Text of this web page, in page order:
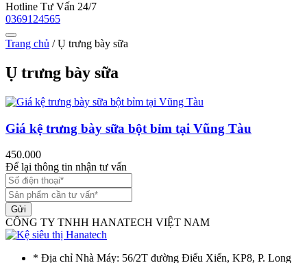
Hotline Tư Vấn 24/7
0369124565
Trang chủ /Ụ trưng bày sữa
Ụ trưng bày sữa
Giá kệ trưng bày sữa bột bỉm tại Vũng Tàu
450.000
Để lại thông tin nhận tư vấn
Gửi
CÔNG TY TNHH HANATECH VIỆT NAM
* Địa chỉ Nhà Máy: 56/2T đường Điểu Xiển, KP8, P. Long